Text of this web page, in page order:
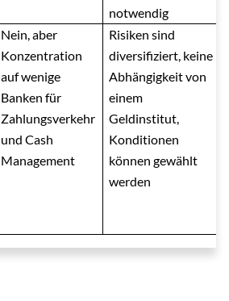
notwendig
Nein, aber
Konzentration
auf wenige
Banken für
Zahlungsverkehr
und Cash
Management
Risiken sind
diversifiziert, keine
Abhängigkeit von
einem
Geldinstitut,
Konditionen
können gewählt
werden